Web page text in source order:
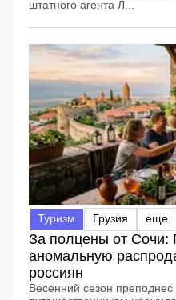
штатного агента Л...
Туризм Грузия еще
За полцены от Сочи:
аномальную
россиян
Весенний сезон преподнес